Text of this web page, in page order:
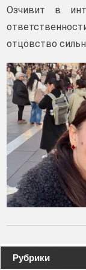
Озчивит в
отцовство
Навигация
Рубрики